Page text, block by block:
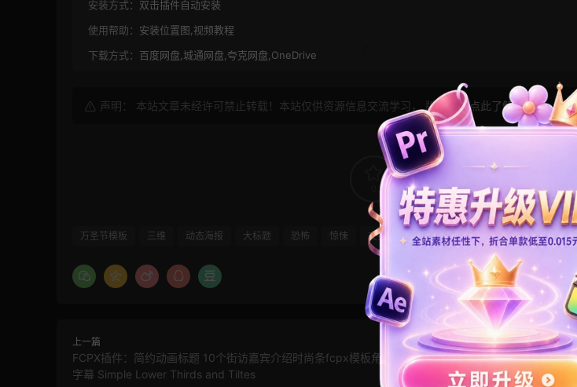
安装方式： 双击插件自动安装
使用帮助： 安装位置图,视频教程
下载方式： 百度网盘,城通网盘,夸克网盘,OneDrive
声明： 本站文章未经许可禁止转载！本站仅供资源信息交流学习， 版权说明点此了解！
0
万圣节模板 三维 动态海报 大标题 恐怖 惊悚 支持Intel+M芯片 短视频 竖屏模板 节
上一篇
FCPX插件：简约动画标题 10个街访嘉宾介绍时尚条fcpx模板角标
字幕 Simple Lower Thirds and Tiltes
FCPX插件：快闪简约新闻模板